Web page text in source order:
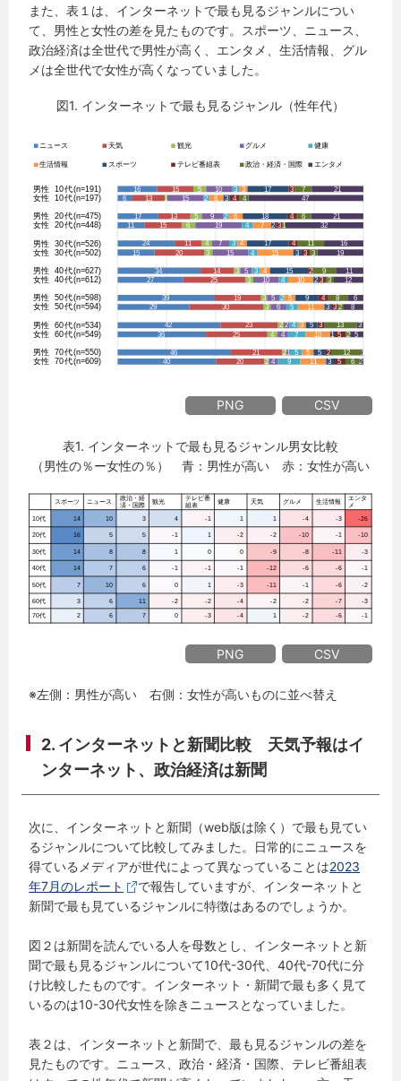
また、表１は、インターネットで最も見るジャンルについ
て、男性と女性の差を見たものです。スポーツ、ニュース、
政治経済は全世代で男性が高く、エンタメ、生活情報、グル
メは全世代で女性が高くなっていました。
図1. インターネットで最も見るジャンル（性年代）
PNG CSV
表1. インターネットで最も見るジャンル男女比較
（男性の％ー女性の％） 青：男性が高い 赤：女性が高い
PNG CSV
※左側 ： 男性が高い 右側 ：女性が高いものに並べ替え
2. インターネットと新聞比較 天気予報はイ
ンターネット、政治経済は新聞
次に、インターネットと新聞（web版は除く）で最も見てい
るジャンルについて比較してみました。日常的にニュースを
得ているメディアが世代によって異なっていることは2023
年7月のレポート
で報告していますが、インターネットと
新聞で最も見ているジャンルに特徴はあるのでしょうか。
図２は新聞を読んでいる人を母数とし、インターネットと新
聞で最も見るジャンルについて10代-30代、40代-70代に分
け比較したものです。インターネット・新聞で最も多く見て
いるのは10-30代女性を除きニュースとなっていました。
表２は、インターネットと新聞で、最も見るジャンルの差を
見たものです。ニュース、政治・経済・国際、テレビ番組表